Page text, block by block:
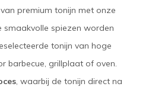
premium tonijn met onze
smaakvolle spiezen worden
tonijn van hoge
barbecue, grillplaat of oven.
, waarbij de tonijn direct na